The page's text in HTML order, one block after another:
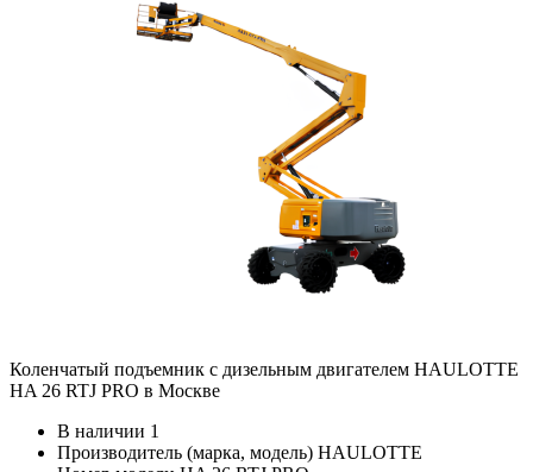
Коленчатый подъемник с дизельным двигателем HAULOTTE
HA 26 RTJ PRO в Москве
В наличии 1
Производитель (марка, модель) HAULOTTE